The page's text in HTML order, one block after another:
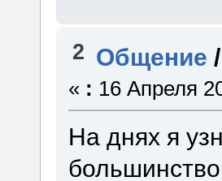
2 Общение /
« : 16 Апреля
На днях я